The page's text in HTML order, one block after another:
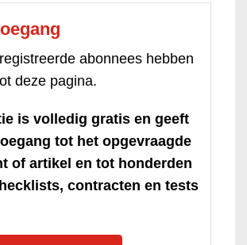
abonnees hebben
deze pagina.
is volledig gratis en geeft
tot het opgevraagde
of artikel en tot honderden
contracten en tests